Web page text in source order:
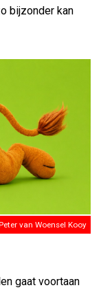
bijzonder kan
van Woensel Kooy
gaat voortaan